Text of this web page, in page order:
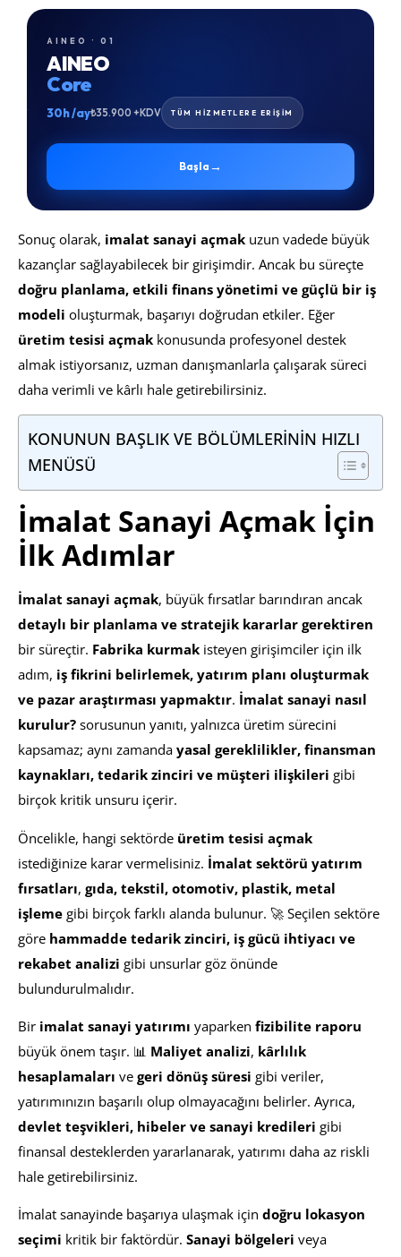
AINEO · 01
AINEO
Core
30h /ay₺35.900 +KDV TÜM HİZMETLERE ERİŞİM
Başla →
Sonuç olarak, imalat sanayi açmak uzun vadede büyük
kazançlar sağlayabilecek bir girişimdir. Ancak bu süreçte
doğru planlama, etkili finans yönetimi ve güçlü bir iş
modeli oluşturmak, başarıyı doğrudan etkiler. Eğer
üretim tesisi açmak konusunda profesyonel destek
almak istiyorsanız, uzman danışmanlarla çalışarak süreci
daha verimli ve kârlı hale getirebilirsiniz.
KONUNUN BAŞLIK VE BÖLÜMLERİNİN HIZLI
MENÜSÜ
İmalat Sanayi Açmak İçin
İlk Adımlar
İmalat sanayi açmak, büyük fırsatlar barındıran ancak
detaylı bir planlama ve stratejik kararlar gerektiren
bir süreçtir. Fabrika kurmak isteyen girişimciler için ilk
adım, iş fikrini belirlemek, yatırım planı oluşturmak
ve pazar araştırması yapmaktır. İmalat sanayi nasıl
kurulur? sorusunun yanıtı, yalnızca üretim sürecini
kapsamaz; aynı zamanda yasal gereklilikler, finansman
kaynakları, tedarik zinciri ve müşteri ilişkileri gibi
birçok kritik unsuru içerir.
Öncelikle, hangi sektörde üretim tesisi açmak
istediğinize karar vermelisiniz. İmalat sektörü yatırım
fırsatları, gıda, tekstil, otomotiv, plastik, metal
işleme gibi birçok farklı alanda bulunur. 🚀 Seçilen sektöre
göre hammadde tedarik zinciri, iş gücü ihtiyacı ve
rekabet analizi gibi unsurlar göz önünde
bulundurulmalıdır.
Bir imalat sanayi yatırımı yaparken fizibilite raporu
büyük önem taşır. 📊 Maliyet analizi, kârlılık
hesaplamaları ve geri dönüş süresi gibi veriler,
yatırımınızın başarılı olup olmayacağını belirler. Ayrıca,
devlet teşvikleri, hibeler ve sanayi kredileri gibi
finansal desteklerden yararlanarak, yatırımı daha az riskli
hale getirebilirsiniz.
İmalat sanayinde başarıya ulaşmak için doğru lokasyon
seçimi kritik bir faktördür. Sanayi bölgeleri veya